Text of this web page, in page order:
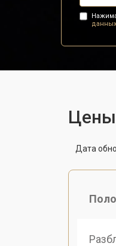
данных.
Цены
Дата